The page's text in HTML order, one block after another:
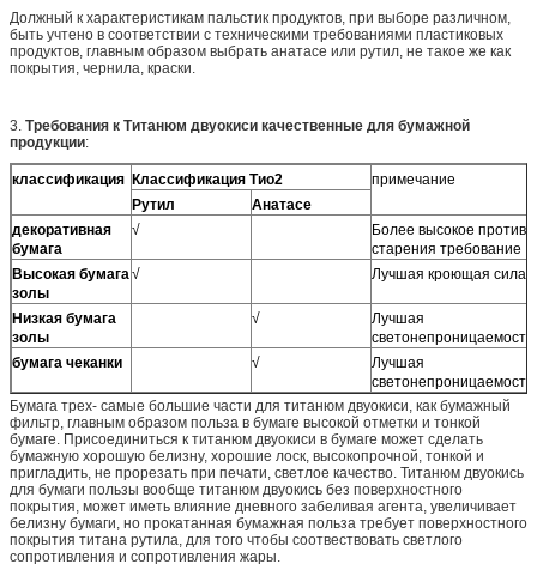
Должный к характеристикам пальстик продуктов, при выборе различном,
быть учтено в соответствии с техническими требованиями пластиковых
продуктов, главным образом выбрать анатасе или рутил, не такое же как
покрытия, чернила, краски.
3. Требования к Титанюм двуокиси качественные для бумажной
продукции:
классификация Классификация Тио2
примечание
Рутил
Анатасе
декоративная
бумага
√
Более высокое против
старения требование
Высокая бумага
золы
√ Лучшая кроющая сила
Низкая бумага
золы
√
Лучшая
светонепроницаемость
бумага чеканки
√
Лучшая
светонепроницаемость
Бумага трех- самые большие части для титанюм двуокиси, как бумажный
фильтр, главным образом польза в бумаге высокой отметки и тонкой
бумаге. Присоединиться к титанюм двуокиси в бумаге может сделать
бумажную хорошую белизну, хорошие лоск, высокопрочной, тонкой и
пригладить, не прорезать при печати, светлое качество. Титанюм двуокись
для бумаги пользы вообще титанюм двуокись без поверхностного
покрытия, может иметь влияние дневного забеливая агента, увеличивает
белизну бумаги, но прокатанная бумажная польза требует поверхностного
покрытия титана рутила, для того чтобы соотвествовать светлого
сопротивления и сопротивления жары.